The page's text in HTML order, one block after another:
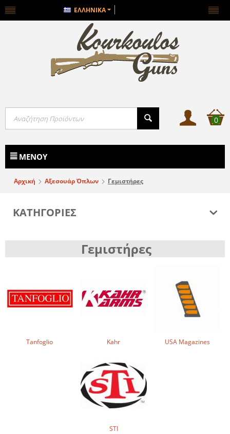
ΕΛΛΗΝΙΚΆ
0
ΜΕΝΟΎ
Αρχική Αξεσουάρ Όπλων Γεμιστήρες
ΚΑΤΗΓΟΡΙΕΣ
Γεμιστήρες
Tanfoglio Kahr USA Magazines
STI